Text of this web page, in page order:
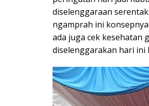
diselenggaraan
ngamprah ini
ada juga cek kesehatan
diselenggarakan hari